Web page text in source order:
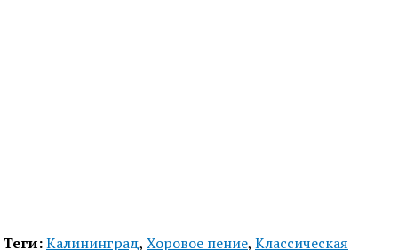
Теги:Калининград, Хоровое пение, Классическая